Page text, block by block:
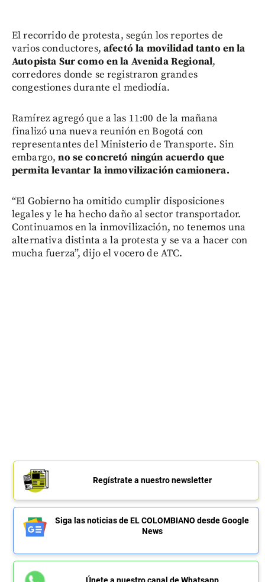
El recorrido de protesta, según los reportes de
varios conductores, afectó la movilidad tanto en la
Autopista Sur como en la Avenida Regional,
corredores donde se registraron grandes
congestiones durante el mediodía.
Ramírez agregó que a las 11:00 de la mañana
finalizó una nueva reunión en Bogotá con
representantes del Ministerio de Transporte. Sin
embargo,no se concretó ningún acuerdo que
permita levantar la inmovilización camionera.
“El Gobierno ha omitido cumplir disposiciones
legales y le ha hecho daño al sector transportador.
Continuamos en la inmovilización, no tenemos una
alternativa distinta a la protesta y se va a hacer con
mucha fuerza”, dijo el vocero de ATC.
Regístrate a nuestro newsletter
Siga las noticias de EL COLOMBIANO desde Google
News